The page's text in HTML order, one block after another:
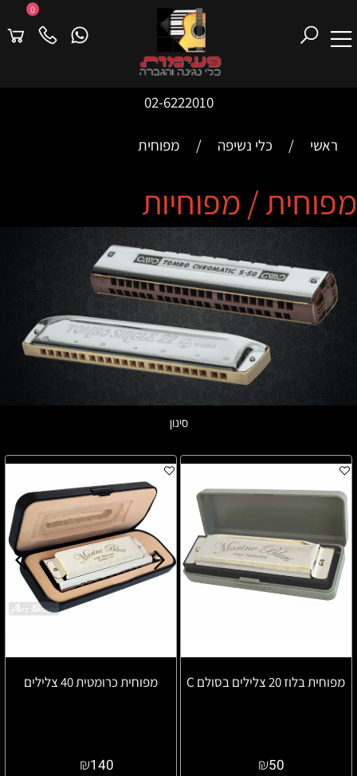
02-6222010
0
ראשי / כלי נשיפה / מפוחית
מפוחית / מפוחיות
סינון
מפוחית בלוז 20 צלילים בסולם C
₪50
מפוחית כרומטית 40 צלילים
₪140